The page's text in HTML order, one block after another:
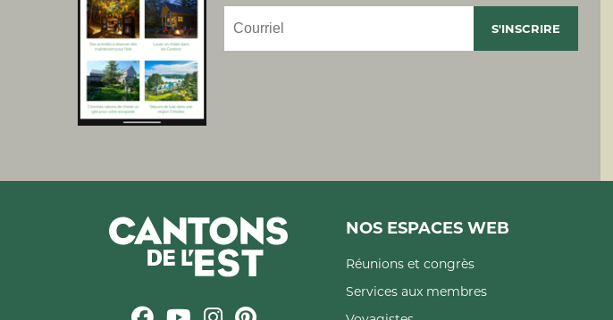
NOS ESPACES WEB
Réunions et congrès
Services aux membres